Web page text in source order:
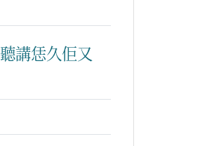
聽講恁久佢又